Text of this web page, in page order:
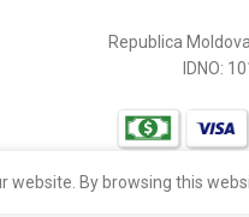
Republica
IDNO:
website. By browsing this